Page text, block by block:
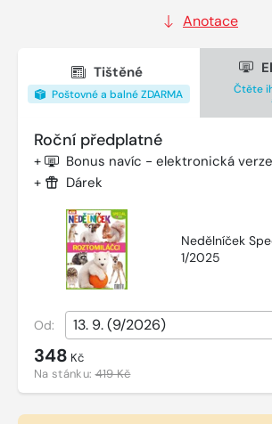
Anotace
Tištěné
Poštovné a balné ZDARMA Čtěte
Roční předplatné
+ Bonus navíc - elektronická
+ Dárek
Nedělníček
1/2025
Od:
348 Kč
Na stánku:419 Kč